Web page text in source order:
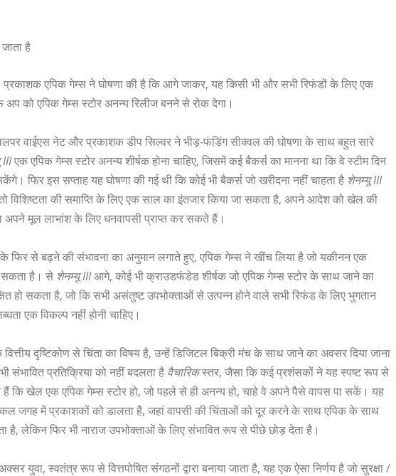
है
एपिक गेम्स ने घोषणा की है कि आगे जाकर, यह किसी भी और सभी रिफंडों के लिए एक
को एपिक गेम्स स्टोर अनन्य रिलीज बनने से रोक देगा।
वाईएस नेट और प्रकाशक डीप सिल्वर ने भीड़-फंडिंग सीक्वल की घोषणा के साथ बहुत सारे
IIIएक एपिक गेम्स स्टोर अनन्य शीर्षक होना चाहिए, जिसमें कई बैकर्स का मानना ​​था कि वे स्टीम दिन
फिर इस सप्ताह यह घोषणा की गई थी कि कोई भी बैकर्स जो खरीदना नहीं चाहता है शेनम्यू III
विशिष्टता की समाप्ति के लिए एक साल का इंतजार किया जा सकता है, अपने आदेश को खेल की
मूल लाभांश के लिए धनवापसी प्राप्त कर सकते हैं।
फिर से बढ़ने की संभावना का अनुमान लगाते हुए, एपिक गेम्स ने खींच लिया है जो यकीनन एक
है। से शेनम्यू IIIआगे, कोई भी क्राउडफंडेड शीर्षक जो एपिक गेम्स स्टोर के साथ जाने का
हो सकता है, जो कि सभी असंतुष्ट उपभोक्ताओं से उत्पन्न होने वाले सभी रिफंड के लिए भुगतान
एक विकल्प नहीं होनी चाहिए।
दृष्टिकोण से चिंता का विषय है, उन्हें डिजिटल बिक्री मंच के साथ जाने का अवसर दिया जाना
संभावित प्रतिक्रिया को नहीं बदलता है वैचारिकस्तर, जैसा कि कई प्रशंसकों ने यह स्पष्ट रूप से
हैं कि खेल एक एपिक गेम्स स्टोर हो, जो पहले से ही अनन्य हो, चाहे वे अपने पैसे वापस पा सकें। यह
जगह में प्रकाशकों को डालता है, जहां वापसी की चिंताओं को दूर करने के साथ एपिक के साथ
है, लेकिन फिर भी नाराज उपभोक्ताओं के लिए संभावित रूप से पीछे छोड़ देता है।
युवा, स्वतंत्र रूप से वित्तपोषित संगठनों द्वारा बनाया जाता है, यह एक ऐसा निर्णय है जो सुरक्षा /